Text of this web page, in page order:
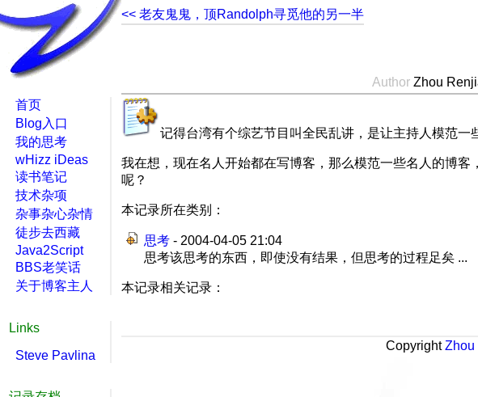
<< 老友鬼鬼，顶Randolph寻觅他的另一半
Author Zhou
记得台湾有个综艺节目叫全民乱讲，是让主持人模范一
我在想，现在名人开始都在写博客，那么模范一些名人的博
呢？
本记录所在类别：
思考 - 2004-04-05 21:04
思考该思考的东西，即使没有结果，但思考的过程足矣 ...
本记录相关记录：
CopyrightZhou
首页
Blog入口
我的思考
wHizz iDeas
读书笔记
技术杂项
杂事杂心杂情
徒步去西藏
Java2Script
BBS老笑话
关于博客主人
Links
Steve Pavlina